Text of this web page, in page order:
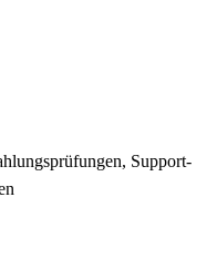
Support-